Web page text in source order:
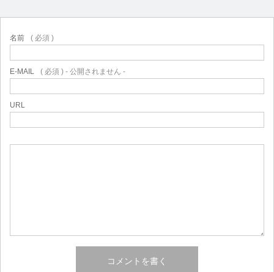
名前 ( 必須 )
E-MAIL ( 必須 ) - 公開されません -
URL